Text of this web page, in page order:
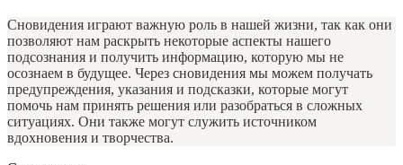
Сновидения играют важную роль в нашей жизни, так как они
позволяют нам раскрыть некоторые аспекты нашего
подсознания и получить информацию, которую мы не
осознаем в будущее. Через сновидения мы можем получать
предупреждения, указания и подсказки, которые могут
помочь нам принять решения или разобраться в сложных
ситуациях. Они также могут служить источником
вдохновения и творчества.